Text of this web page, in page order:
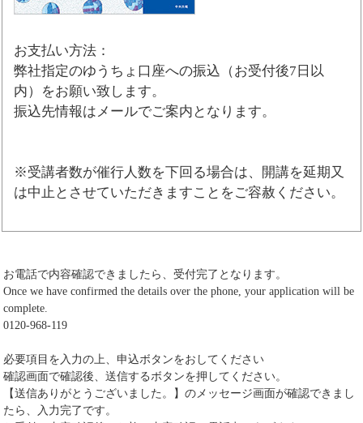
お支払い方法：
弊社指定のゆうちょ口座への振込（お受付後7日以
内）をお願い致します。
振込先情報はメールでご案内となります。
※受講者数が催行人数を下回る場合は、開講を延期又
は中止とさせていただきますことをご容赦ください。
お電話で内容確認できましたら、受付完了となります。
Once we have confirmed the details over the phone, your application will be
complete.
0120-968-119
必要項目を入力の上、申込ボタンをおしてください
確認画面で確認後、送信するボタンを押してください。
【送信ありがとうございました。】のメッセージ画面が確認できまし
たら、入力完了です。